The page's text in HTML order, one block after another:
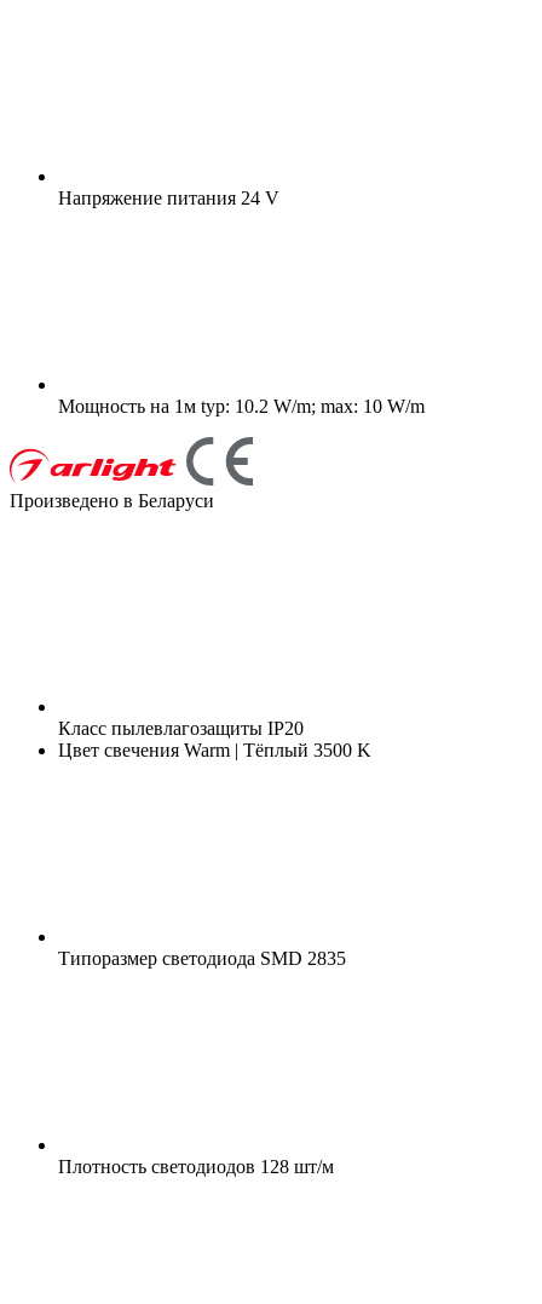
Напряжение питания 24 V
Мощность на 1м typ: 10.2 W/m; max: 10 W/m
Произведено в Беларуси
Класс пылевлагозащиты IP20
Цвет свечения Warm | Тёплый 3500 K
Типоразмер светодиода SMD 2835
Плотность светодиодов 128 шт/м